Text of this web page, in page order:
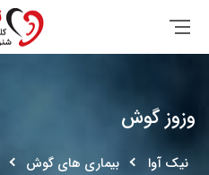
وزوز گوش
نیک آوا بیماری های گوش